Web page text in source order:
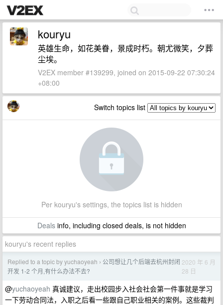
kouryu
英雄生命，如花美眷，景成时朽。朝尤微笑，夕葬
尘埃。
V2EX member #139299, joined on 2015-09-22 07:30:24
+08:00
Switch topics list
Per kouryu's settings, the topics list is hidden
Dealsinfo, including closed deals, is not hidden
kouryu's recent replies
Replied to a topic by yuchaoyeah › 公司想让几个后端去杭州封闭
开发 1-2 个月,有什么办法不去?
2020 年 6 月
28 日
@yuchaoyeah 真诚建议，走出校园步入社会社会第一件事就是学习
一下劳动合同法，入职之后看一些跟自己职业相关的案例。这些裁判